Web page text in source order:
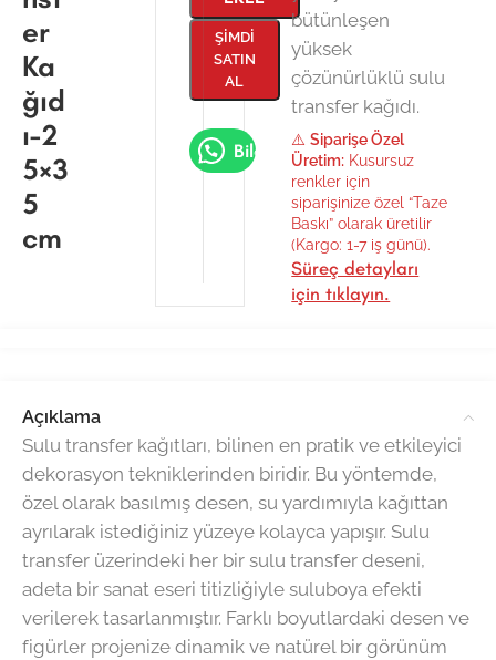
er
Ka
ğıd
ı-2
5×3
5
cm
ŞIMDI
SATIN
AL
Bilgi Al
bütünleşen
yüksek
çözünürlüklü sulu
transfer kağıdı.
⚠️Siparişe Özel
Üretim: Kusursuz
renkler için
siparişinize özel “Taze
Baskı” olarak üretilir
(Kargo: 1-7 iş günü).
Süreç detayları
için tıklayın.
Açıklama
Sulu transfer kağıtları, bilinen en pratik ve etkileyici
dekorasyon tekniklerinden biridir. Bu yöntemde,
özel olarak basılmış desen, su yardımıyla kağıttan
ayrılarak istediğiniz yüzeye kolayca yapışır. Sulu
transfer üzerindeki her bir sulu transfer deseni,
adeta bir sanat eseri titizliğiyle suluboya efekti
verilerek tasarlanmıştır. Farklı boyutlardaki desen ve
figürler projenize dinamik ve natürel bir görünüm